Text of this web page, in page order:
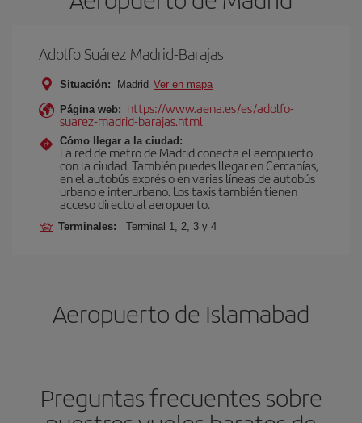
Adolfo Suárez Madrid-Barajas
Situación: Madrid Ver en mapa
Página web: https://www.aena.es/es/adolfo-
suarez-madrid-barajas.html
Cómo llegar a la ciudad:
La red de metro de Madrid conecta el aeropuerto
con la ciudad. También puedes llegar en Cercanías,
en el autobús exprés o en varias líneas de autobús
urbano e interurbano. Los taxis también tienen
acceso directo al aeropuerto.
Terminales: Terminal 1, 2, 3 y 4
Aeropuerto de Islamabad
Preguntas frecuentes sobre